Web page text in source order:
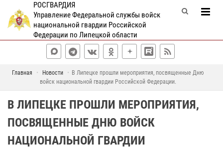
РОСГВАРДИЯ
Управление Федеральной службы войск
национальной гвардии Российской
Федерации по Липецкой области
Главная Новости
В Липецке прошли мероприятия, посвященные Дню
войск национальной гвардии Российской Федерации.
В ЛИПЕЦКЕ ПРОШЛИ МЕРОПРИЯТИЯ,
ПОСВЯЩЕННЫЕ ДНЮ ВОЙСК
НАЦИОНАЛЬНОЙ ГВАРДИИ